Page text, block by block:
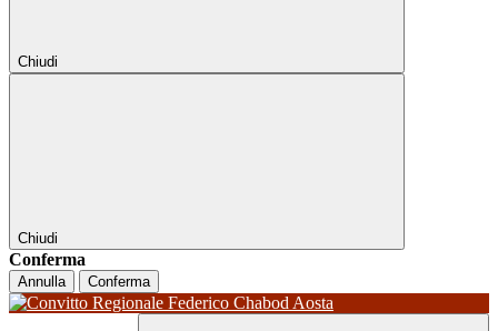
Chiudi
Chiudi
Conferma
Annulla Conferma